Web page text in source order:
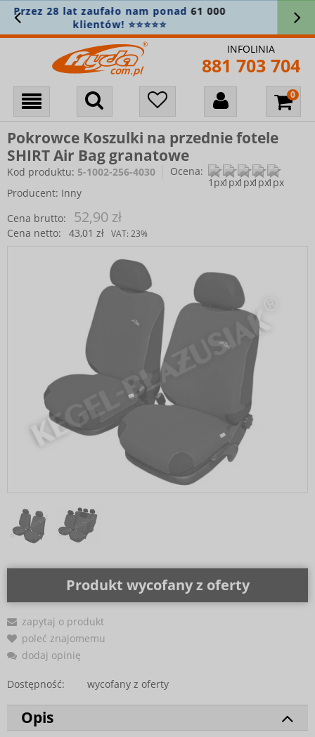
Zamówienie powyżej 400 zł? Wysyłkę
bierzemy na siebie! 🚚
INFOLINIA
881 703 704
Pokrowce Koszulki na przednie fotele
SHIRT Air Bag granatowe
Kod produktu: 5-1002-256-4030
Ocena:
Producent: Inny
Cena brutto:
52,90 zł
Cena netto: 43,01 zł VAT: 23%
Produkt wycofany z oferty
zapytaj o produkt
poleć znajomemu
dodaj opinię
Dostępność: wycofany z oferty
Opis